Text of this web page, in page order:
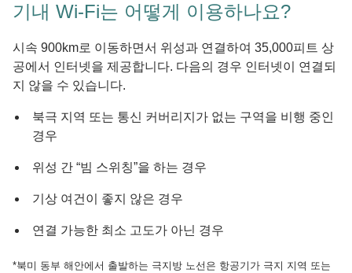
기내 Wi-Fi는 어떻게 이용하나요?
시속 900km로 이동하면서 위성과 연결하여 35,000피트 상
공에서 인터넷을 제공합니다. 다음의 경우 인터넷이 연결되
지 않을 수 있습니다.
북극 지역 또는 통신 커버리지가 없는 구역을 비행 중인
경우
위성 간 “빔 스위칭”을 하는 경우
기상 여건이 좋지 않은 경우
연결 가능한 최소 고도가 아닌 경우
*북미 동부 해안에서 출발하는 극지방 노선은 항공기가 극지 지역 또는